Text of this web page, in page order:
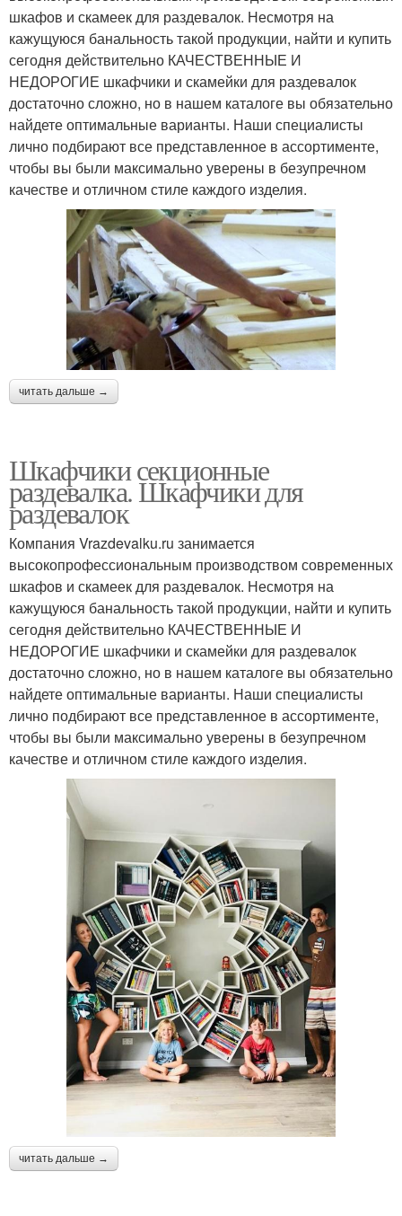
шкафов и скамеек для раздевалок. Несмотря на
кажущуюся банальность такой продукции, найти и купить
сегодня действительно КАЧЕСТВЕННЫЕ И
НЕДОРОГИЕ шкафчики и скамейки для раздевалок
достаточно сложно, но в нашем каталоге вы обязательно
найдете оптимальные варианты. Наши специалисты
лично подбирают все представленное в ассортименте,
чтобы вы были максимально уверены в безупречном
качестве и отличном стиле каждого изделия.
читать дальше →
Шкафчики секционные
раздевалка. Шкафчики для
раздевалок
Компания Vrazdevalku.ru занимается
высокопрофессиональным производством современных
шкафов и скамеек для раздевалок. Несмотря на
кажущуюся банальность такой продукции, найти и купить
сегодня действительно КАЧЕСТВЕННЫЕ И
НЕДОРОГИЕ шкафчики и скамейки для раздевалок
достаточно сложно, но в нашем каталоге вы обязательно
найдете оптимальные варианты. Наши специалисты
лично подбирают все представленное в ассортименте,
чтобы вы были максимально уверены в безупречном
качестве и отличном стиле каждого изделия.
читать дальше →